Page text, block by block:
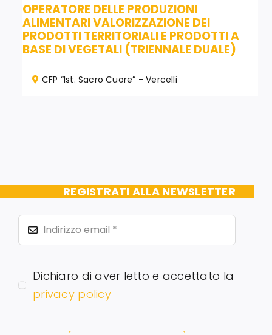
OPERATORE DELLE PRODUZIONI
ALIMENTARI VALORIZZAZIONE DEI
PRODOTTI TERRITORIALI E PRODOTTI A
BASE DI VEGETALI (TRIENNALE DUALE)
CFP “Ist. Sacro Cuore” - Vercelli
REGISTRATI ALLA NEWSLETTER
Dichiaro di aver letto e accettato la
privacy policy